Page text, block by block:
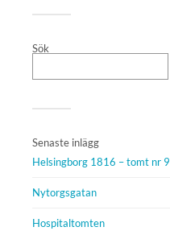
Sök
Senaste inlägg
Helsingborg 1816 – tomt nr 9
Nytorgsgatan
Hospitaltomten